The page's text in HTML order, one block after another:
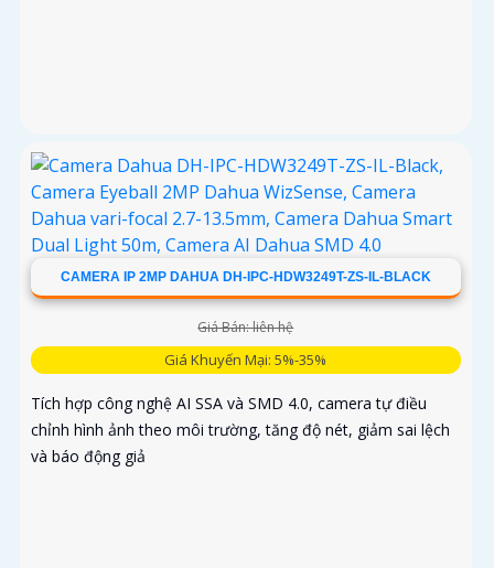
CAMERA IP 2MP DAHUA DH-IPC-HDW3249T-ZS-IL-BLACK
Giá Bán: liên hệ
Giá Khuyến Mại: 5%-35%
Tích hợp công nghệ AI SSA và SMD 4.0, camera tự điều
chỉnh hình ảnh theo môi trường, tăng độ nét, giảm sai lệch
và báo động giả